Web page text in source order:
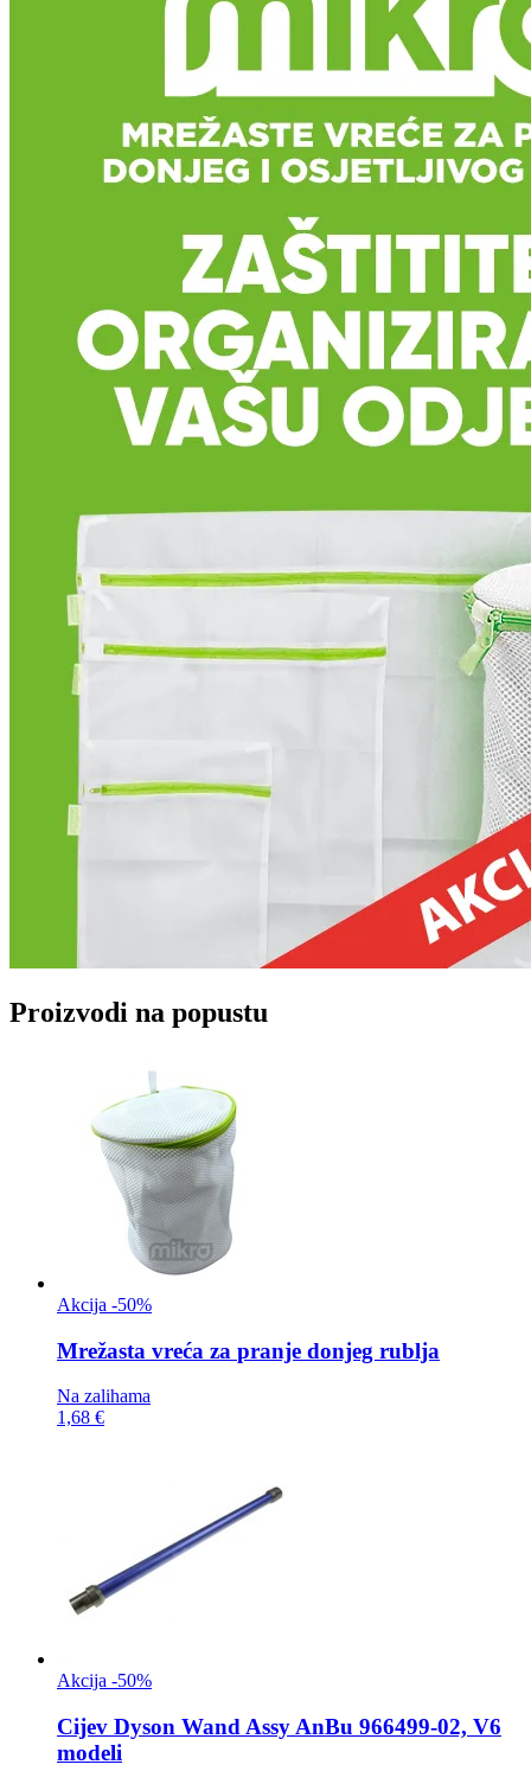
Proizvodi na popustu
Akcija -50%
Mrežasta vreća za pranje donjeg rublja
Na zalihama
1,68 €
Akcija -50%
Cijev Dyson Wand Assy AnBu 966499-02, V6
modeli